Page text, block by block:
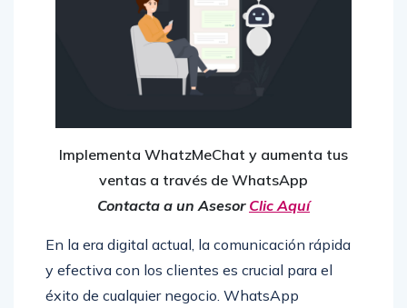
Implementa WhatzMeChat y aumenta tus
ventas a través de WhatsApp
Contacta a un Asesor Clic Aquí
En la era digital actual, la comunicación rápida
y efectiva con los clientes es crucial para el
éxito de cualquier negocio. WhatsApp